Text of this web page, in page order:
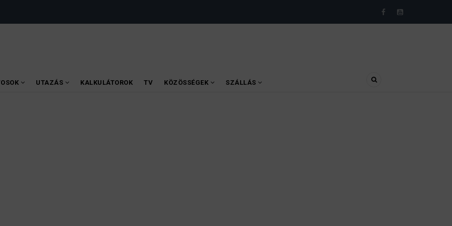
UTAZÁS KALKULÁTOROK TV KÖZÖSSÉGEK SZÁLLÁS